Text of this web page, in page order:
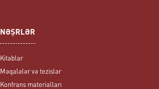
NƏŞRLƏR
Kitablar
Məqalələr və tezislər
Konfrans materialları